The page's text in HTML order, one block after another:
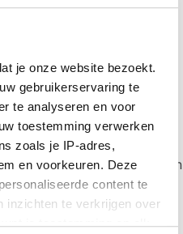
je onze website bezoekt.
gebruikerservaring te
te analyseren en voor
toestemming verwerken
zoals je IP-adres,
en voorkeuren. Deze
content te
inzichten te verkrijgen over
je toestemming op elk
OV in Nederland rookvrij
van Longfonds,
kinderen de kans geven
beschermen tegen de
en de verleiding te